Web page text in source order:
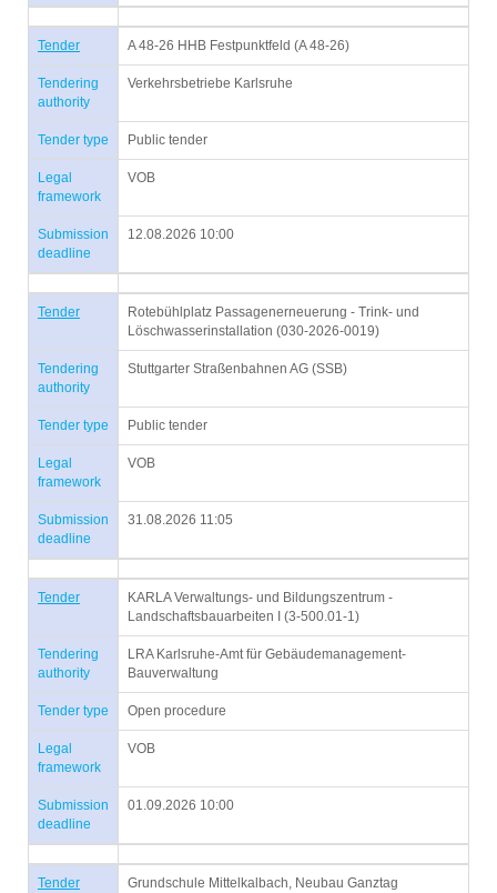
Tender A 48-26 HHB Festpunktfeld (A 48-26)
Tendering
authority
Verkehrsbetriebe Karlsruhe
Tender type Public tender
Legal
framework
VOB
Submission
deadline
12.08.2026 10:00
Tender
Rotebühlplatz Passagenerneuerung - Trink- und
Löschwasserinstallation (030-2026-0019)
Tendering
authority
Stuttgarter Straßenbahnen AG (SSB)
Tender type Public tender
Legal
framework
VOB
Submission
deadline
31.08.2026 11:05
Tender
KARLA Verwaltungs- und Bildungszentrum -
Landschaftsbauarbeiten I (3-500.01-1)
Tendering
authority
LRA Karlsruhe-Amt für Gebäudemanagement-
Bauverwaltung
Tender type Open procedure
Legal
framework
VOB
Submission
deadline
01.09.2026 10:00
Tender
Grundschule Mittelkalbach, Neubau Ganztag